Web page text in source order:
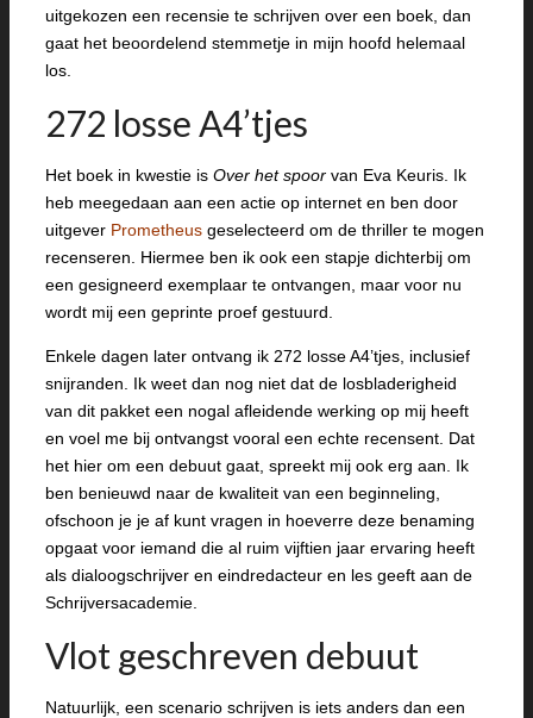
uitgekozen een recensie te schrijven over een boek, dan
gaat het beoordelend stemmetje in mijn hoofd helemaal
los.
272 losse A4’tjes
Het boek in kwestie is Over het spoor van Eva Keuris. Ik
heb meegedaan aan een actie op internet en ben door
uitgever Prometheus geselecteerd om de thriller te mogen
recenseren. Hiermee ben ik ook een stapje dichterbij om
een gesigneerd exemplaar te ontvangen, maar voor nu
wordt mij een geprinte proef gestuurd.
Enkele dagen later ontvang ik 272 losse A4’tjes, inclusief
snijranden. Ik weet dan nog niet dat de losbladerigheid
van dit pakket een nogal afleidende werking op mij heeft
en voel me bij ontvangst vooral een echte recensent. Dat
het hier om een debuut gaat, spreekt mij ook erg aan. Ik
ben benieuwd naar de kwaliteit van een beginneling,
ofschoon je je af kunt vragen in hoeverre deze benaming
opgaat voor iemand die al ruim vijftien jaar ervaring heeft
als dialoogschrijver en eindredacteur en les geeft aan de
Schrijversacademie.
Vlot geschreven debuut
Natuurlijk, een scenario schrijven is iets anders dan een